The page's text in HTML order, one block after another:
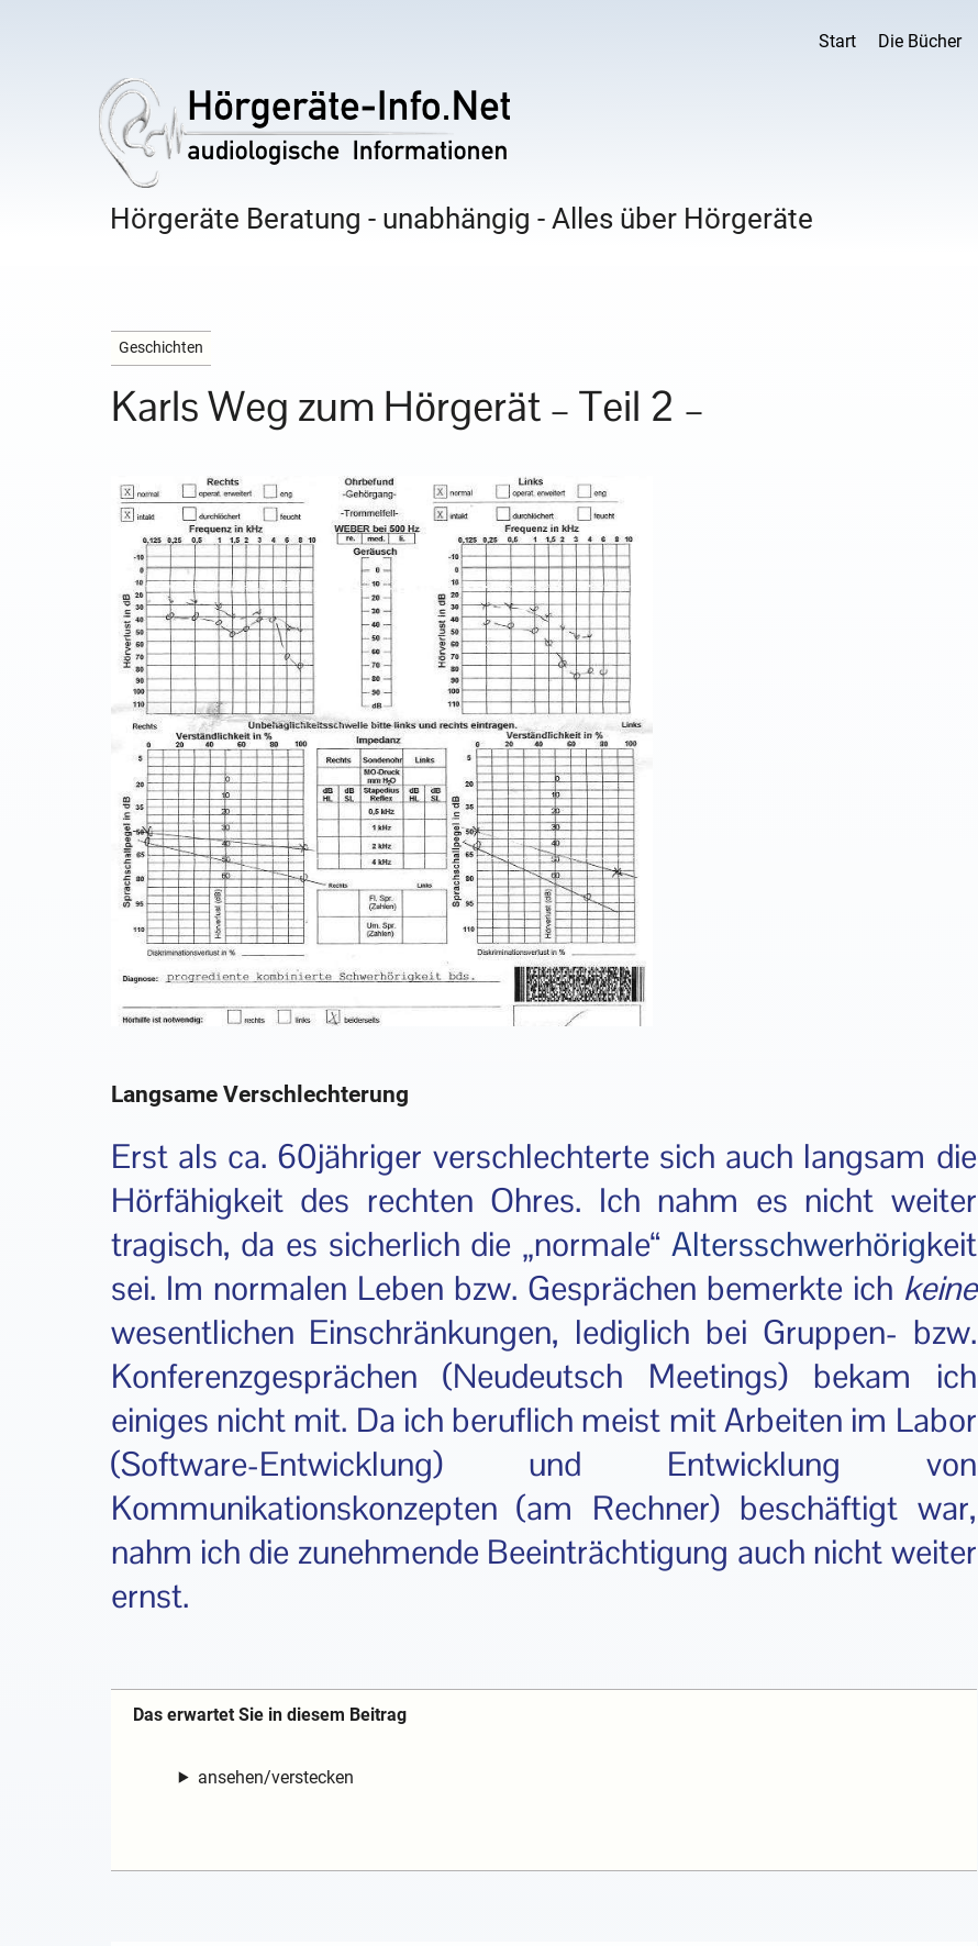
Start Die Bücher
Hörgeräte Beratung - unabhängig - Alles über Hörgeräte
Geschichten
Karls Weg zum Hörgerät – Teil 2 –
Langsame Verschlechterung
Erst als ca. 60jähriger verschlechterte sich auch langsam die
Hörfähigkeit des rechten Ohres. Ich nahm es nicht weiter
tragisch, da es sicherlich die „normale“ Altersschwerhörigkeit
sei. Im normalen Leben bzw. Gesprächen bemerkte ich keine
wesentlichen Einschränkungen, lediglich bei Gruppen- bzw.
Konferenzgesprächen (Neudeutsch Meetings) bekam ich
einiges nicht mit. Da ich beruflich meist mit Arbeiten im Labor
(Software-Entwicklung) und Entwicklung von
Kommunikationskonzepten (am Rechner) beschäftigt war,
nahm ich die zunehmende Beeinträchtigung auch nicht weiter
ernst.
Das erwartet Sie in diesem Beitrag
ansehen/verstecken